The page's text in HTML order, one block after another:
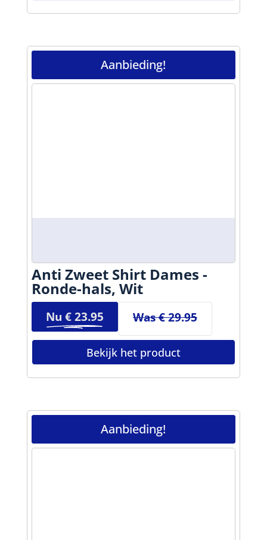
Aanbieding!
Anti Zweet Shirt Dames -
Ronde-hals, Wit
Nu €23.95 Was € 29.95
Bekijk het product
Aanbieding!